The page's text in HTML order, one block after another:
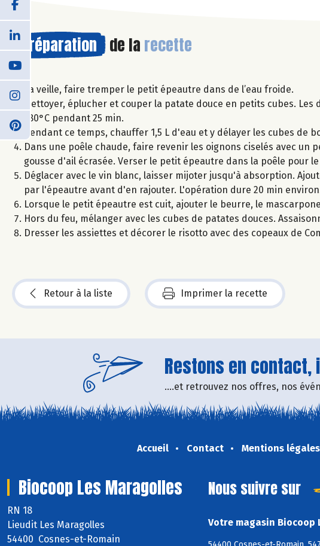
Préparation de la recette
La veille, faire tremper le petit épeautre dans de l’eau froide.
Nettoyer, éplucher et couper la patate douce en petits cubes.
180°C pendant 25 min.
Pendant ce temps, chauffer 1,5 L d'eau et y délayer les cubes de
Dans une poêle chaude, faire revenir les oignons ciselés avec
gousse d'ail écrasée. Verser le petit épeautre dans la poêle pour
Déglacer avec le vin blanc, laisser mijoter jusqu'à absorption.
par l'épeautre avant d'en rajouter. L'opération dure 20 min
Lorsque le petit épeautre est cuit, ajouter le beurre, le
Hors du feu, mélanger avec les cubes de patates douces.
Dresser les assiettes et décorer le risotto avec des copeaux de
Retour à la liste Imprimer la recette
Restons en
....et retrouvez nos offres, nos
Accueil Contact Mentions légales
Biocoop Les Maragolles
RN 18
Lieudit Les Maragolles
54400 Cosnes-et-Romain
Nous suivre sur
Votre magasin Biocoop